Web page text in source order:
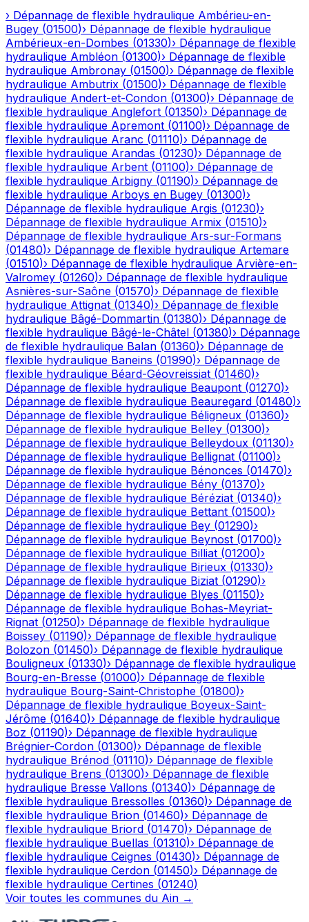
› Dépannage de flexible hydraulique Ambérieu-en-
Bugey (01500)› Dépannage de flexible hydraulique
Ambérieux-en-Dombes (01330)› Dépannage de flexible
hydraulique Ambléon (01300)› Dépannage de flexible
hydraulique Ambronay (01500)› Dépannage de flexible
hydraulique Ambutrix (01500)› Dépannage de flexible
hydraulique Andert-et-Condon (01300)› Dépannage de
flexible hydraulique Anglefort (01350)› Dépannage de
flexible hydraulique Apremont (01100)› Dépannage de
flexible hydraulique Aranc (01110)› Dépannage de
flexible hydraulique Arandas (01230)› Dépannage de
flexible hydraulique Arbent (01100)› Dépannage de
flexible hydraulique Arbigny (01190)› Dépannage de
flexible hydraulique Arboys en Bugey (01300)›
Dépannage de flexible hydraulique Argis (01230)›
Dépannage de flexible hydraulique Armix (01510)›
Dépannage de flexible hydraulique Ars-sur-Formans
(01480)› Dépannage de flexible hydraulique Artemare
(01510)› Dépannage de flexible hydraulique Arvière-en-
Valromey (01260)› Dépannage de flexible hydraulique
Asnières-sur-Saône (01570)› Dépannage de flexible
hydraulique Attignat (01340)› Dépannage de flexible
hydraulique Bâgé-Dommartin (01380)› Dépannage de
flexible hydraulique Bâgé-le-Châtel (01380)› Dépannage
de flexible hydraulique Balan (01360)› Dépannage de
flexible hydraulique Baneins (01990)› Dépannage de
flexible hydraulique Béard-Géovreissiat (01460)›
Dépannage de flexible hydraulique Beaupont (01270)›
Dépannage de flexible hydraulique Beauregard (01480)›
Dépannage de flexible hydraulique Béligneux (01360)›
Dépannage de flexible hydraulique Belley (01300)›
Dépannage de flexible hydraulique Belleydoux (01130)›
Dépannage de flexible hydraulique Bellignat (01100)›
Dépannage de flexible hydraulique Bénonces (01470)›
Dépannage de flexible hydraulique Bény (01370)›
Dépannage de flexible hydraulique Béréziat (01340)›
Dépannage de flexible hydraulique Bettant (01500)›
Dépannage de flexible hydraulique Bey (01290)›
Dépannage de flexible hydraulique Beynost (01700)›
Dépannage de flexible hydraulique Billiat (01200)›
Dépannage de flexible hydraulique Birieux (01330)›
Dépannage de flexible hydraulique Biziat (01290)›
Dépannage de flexible hydraulique Blyes (01150)›
Dépannage de flexible hydraulique Bohas-Meyriat-
Rignat (01250)› Dépannage de flexible hydraulique
Boissey (01190)› Dépannage de flexible hydraulique
Bolozon (01450)› Dépannage de flexible hydraulique
Bouligneux (01330)› Dépannage de flexible hydraulique
Bourg-en-Bresse (01000)› Dépannage de flexible
hydraulique Bourg-Saint-Christophe (01800)›
Dépannage de flexible hydraulique Boyeux-Saint-
Jérôme (01640)› Dépannage de flexible hydraulique
Boz (01190)› Dépannage de flexible hydraulique
Brégnier-Cordon (01300)› Dépannage de flexible
hydraulique Brénod (01110)› Dépannage de flexible
hydraulique Brens (01300)› Dépannage de flexible
hydraulique Bresse Vallons (01340)› Dépannage de
flexible hydraulique Bressolles (01360)› Dépannage de
flexible hydraulique Brion (01460)› Dépannage de
flexible hydraulique Briord (01470)› Dépannage de
flexible hydraulique Buellas (01310)› Dépannage de
flexible hydraulique Ceignes (01430)› Dépannage de
flexible hydraulique Cerdon (01450)› Dépannage de
flexible hydraulique Certines (01240)
Voir toutes les communes du Ain →